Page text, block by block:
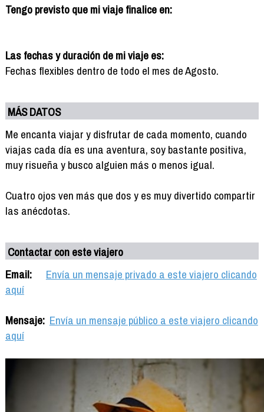
Tengo previsto que mi viaje finalice en:
Las fechas y duración de mi viaje es:
Fechas flexibles dentro de todo el mes de Agosto.
MÁS DATOS
Me encanta viajar y disfrutar de cada momento, cuando
viajas cada día es una aventura, soy bastante positiva,
muy risueña y busco alguien más o menos igual.
Cuatro ojos ven más que dos y es muy divertido compartir
las anécdotas.
Contactar con este viajero
Email:
Envía un mensaje privado a este viajero clicando
aquí
Mensaje: Envía un mensaje público a este viajero clicando
aquí